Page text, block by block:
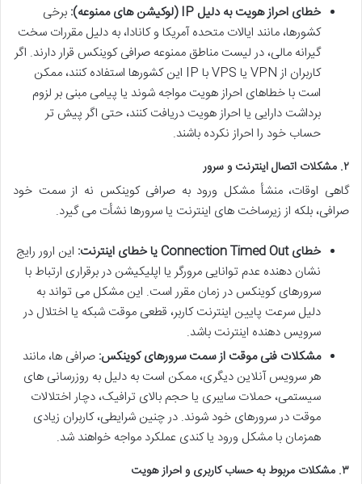
خطای احراز هویت به دلیل IP (لوکیشن های ممنوعه):
برخی
کشورها، مانند ایالات متحده آمریکا و کانادا، به دلیل مقررات سخت
گیرانه مالی، در لیست مناطق ممنوعه صرافی کوینکس قرار دارند. اگر
کاربران از VPN یا VPS با IP این کشورها استفاده کنند، ممکن
است با خطاهای احراز هویت مواجه شوند یا پیامی مبنی بر لزوم
برداشت دارایی یا احراز هویت دریافت کنند، حتی اگر پیش تر
حساب خود را احراز نکرده باشند.
۲. مشکلات اتصال اینترنت و سرور
گاهی اوقات، منشأ مشکل ورود به صرافی کوینکس نه از سمت خود
صرافی، بلکه از زیرساخت های اینترنت یا سرورها نشأت می گیرد.
خطای Connection Timed Out یا خطای اینترنت:
این ارور رایج
نشان دهنده عدم توانایی مرورگر یا اپلیکیشن در برقراری ارتباط با
سرورهای کوینکس در زمان مقرر است. این مشکل می تواند به
دلیل سرعت پایین اینترنت کاربر، قطعی موقت شبکه یا اختلال در
سرویس دهنده اینترنت باشد.
مشکلات فنی موقت از سمت سرورهای کوینکس: صرافی ها، مانند
هر سرویس آنلاین دیگری، ممکن است به دلیل به روزرسانی های
سیستمی، حملات سایبری یا حجم بالای ترافیک، دچار اختلالات
موقت در سرورهای خود شوند. در چنین شرایطی، کاربران زیادی
همزمان با مشکل ورود یا کندی عملکرد مواجه خواهند شد.
۳. مشکلات مربوط به حساب کاربری و احراز هویت